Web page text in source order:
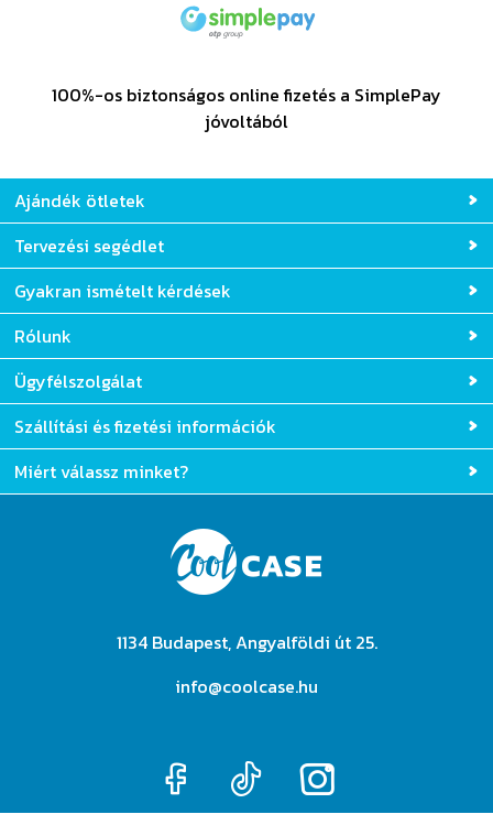
100%-os biztonságos online fizetés a SimplePay
jóvoltából
Ajándék ötletek
Tervezési segédlet
Gyakran ismételt kérdések
Rólunk
Ügyfélszolgálat
Szállítási és fizetési információk
Miért válassz minket?
1134 Budapest, Angyalföldi út 25.
info@coolcase.hu